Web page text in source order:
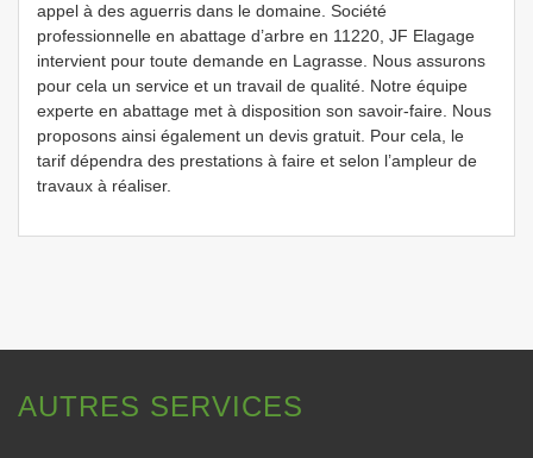
appel à des aguerris dans le domaine. Société
professionnelle en abattage d’arbre en 11220, JF Elagage
intervient pour toute demande en Lagrasse. Nous assurons
pour cela un service et un travail de qualité. Notre équipe
experte en abattage met à disposition son savoir-faire. Nous
proposons ainsi également un devis gratuit. Pour cela, le
tarif dépendra des prestations à faire et selon l’ampleur de
travaux à réaliser.
AUTRES SERVICES